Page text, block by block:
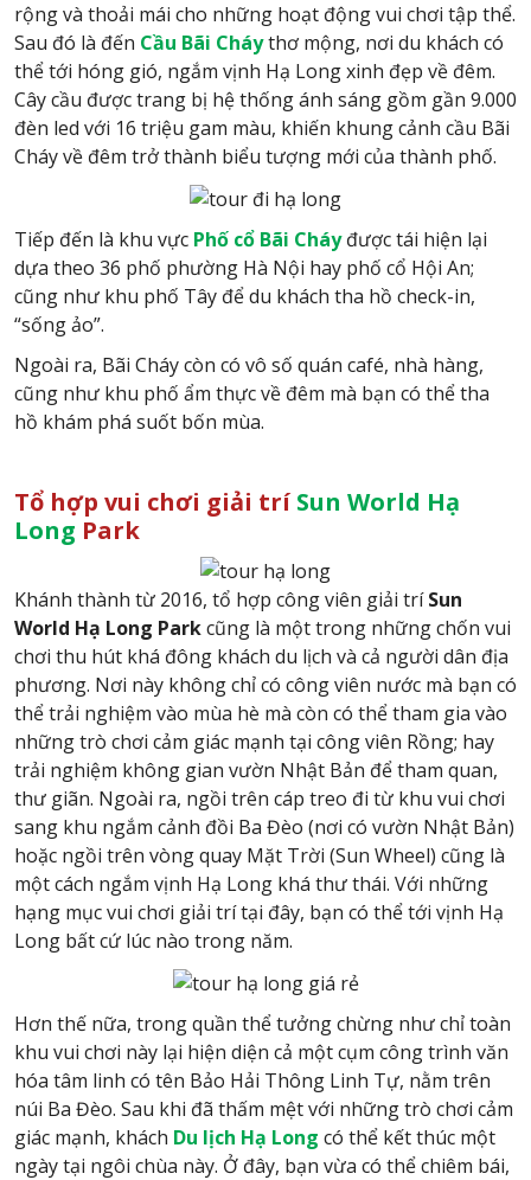
rộng và thoải mái cho những hoạt động vui chơi tập thể.
Sau đó là đến Cầu Bãi Cháythơ mộng, nơi du khách có
thể tới hóng gió, ngắm vịnh Hạ Long xinh đẹp về đêm.
Cây cầu được trang bị hệ thống ánh sáng gồm gần 9.000
đèn led với 16 triệu gam màu, khiến khung cảnh cầu Bãi
Cháy về đêm trở thành biểu tượng mới của thành phố.
Tiếp đến là khu vực Phố cổ Bãi Cháyđược tái hiện lại
dựa theo 36 phố phường Hà Nội hay phố cổ Hội An;
cũng như khu phố Tây để du khách tha hồ check-in,
“sống ảo”.
Ngoài ra, Bãi Cháy còn có vô số quán café, nhà hàng,
cũng như khu phố ẩm thực về đêm mà bạn có thể tha
hồ khám phá suốt bốn mùa.
Tổ hợp vui chơi giải tríSun World Hạ
Long Park
Khánh thành từ 2016, tổ hợp công viên giải tríSun
World Hạ Long Parkcũng là một trong những chốn vui
chơi thu hút khá đông khách du lịch và cả người dân địa
phương. Nơi này không chỉ có công viên nước mà bạn có
thể trải nghiệm vào mùa hè mà còn có thể tham gia vào
những trò chơi cảm giác mạnh tại công viên Rồng; hay
trải nghiệm không gian vườn Nhật Bản để tham quan,
thư giãn. Ngoài ra, ngồi trên cáp treo đi từ khu vui chơi
sang khu ngắm cảnh đồi Ba Đèo (nơi có vườn Nhật Bản)
hoặc ngồi trên vòng quay Mặt Trời (Sun Wheel) cũng là
một cách ngắm vịnh Hạ Long khá thư thái. Với những
hạng mục vui chơi giải trí tại đây, bạn có thể tới vịnh Hạ
Long bất cứ lúc nào trong năm.
Hơn thế nữa, trong quần thể tưởng chừng như chỉ toàn
khu vui chơi này lại hiện diện cả một cụm công trình văn
hóa tâm linh có tên Bảo Hải Thông Linh Tự, nằm trên
núi Ba Đèo. Sau khi đã thấm mệt với những trò chơi cảm
giác mạnh, khách Du lịch Hạ Long có thể kết thúc một
ngày tại ngôi chùa này. Ở đây, bạn vừa có thể chiêm bái,